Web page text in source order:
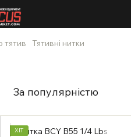
тятив Тятивні нитки
За популярністю
ХІТ